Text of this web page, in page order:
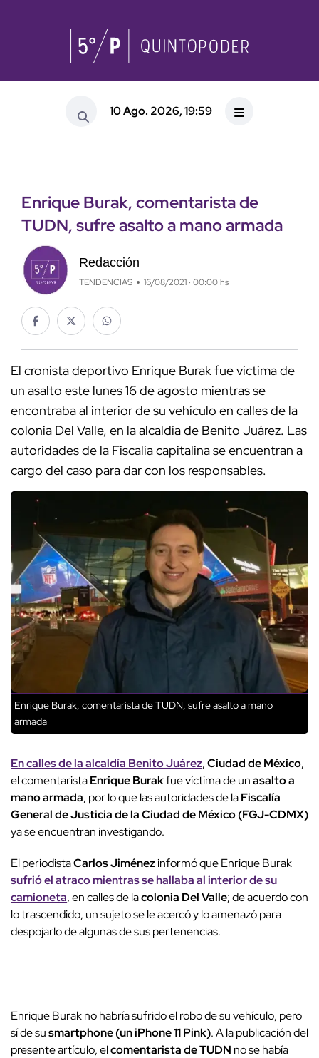
10 Ago. 2026, 19:59
Enrique Burak, comentarista de
TUDN, sufre asalto a mano armada
Redacción
TENDENCIAS 16/08/2021 · 00:00 hs
El cronista deportivo Enrique Burak fue víctima de
un asalto este lunes 16 de agosto mientras se
encontraba al interior de su vehículo en calles de la
colonia Del Valle, en la alcaldía de Benito Juárez. Las
autoridades de la Fiscalía capitalina se encuentran a
cargo del caso para dar con los responsables.
Enrique Burak, comentarista de TUDN, sufre asalto a mano
armada
En calles de la alcaldía Benito Juárez,Ciudad de México,
el comentaristaEnrique Burakfue víctima de unasalto a
mano armada, por lo que las autoridades de laFiscalía
General de Justicia de la Ciudad de México (FGJ-CDMX)
ya se encuentran investigando.
El periodistaCarlos Jiménezinformó que Enrique Burak
sufrió el atraco mientras se hallaba al interior de su
camioneta, en calles de lacolonia Del Valle; de acuerdo con
lo trascendido, un sujeto se le acercó y lo amenazó para
despojarlo de algunas de sus pertenencias.
Enrique Burak no habría sufrido el robo de su vehículo, pero
sí de susmartphone (un iPhone 11 Pink). A la publicación del
presente artículo, elcomentarista de TUDN no se había